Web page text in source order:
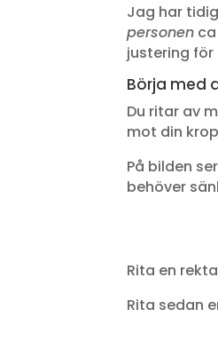
Jag har
personen
justering
Börja med
Du ritar av
mot din
På bilden
behöver
Rita en
Rita sedan